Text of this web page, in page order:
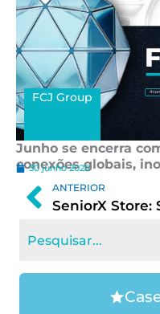
FCJ Group
Junho se encerra
conexões globais,
30 junho 2026
Prev
ANTERIOR